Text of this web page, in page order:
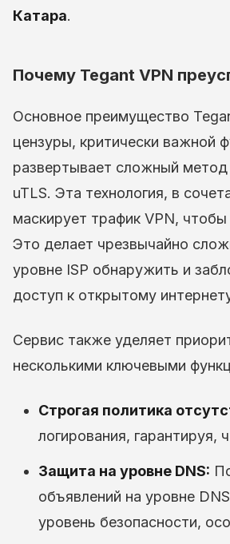
Катара.
Почему Tegant VPN
Основное преимущество
цензуры, критически важной
развертывает сложный
uTLS. Эта технология, в
маскирует трафик VPN,
Это делает чрезвычайно
уровне ISP обнаружить и
доступ к открытому
Сервис также уделяет
несколькими ключевыми
Строгая политика
логирования, гарантируя,
Защита на уровне DNS:
объявлений на уровне
уровень безопасности,